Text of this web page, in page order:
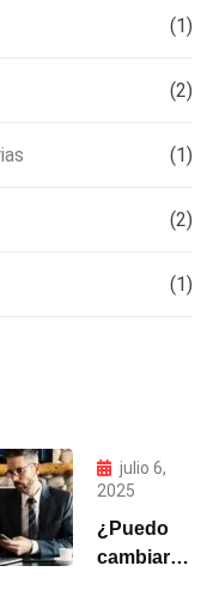
(1)
(2)
(1)
(2)
(1)
julio 6,
2025
¿Puedo
cambiar